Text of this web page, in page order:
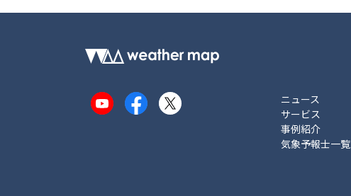
YouTubeFacebook
X
ニュース
サービス
事例紹介
気象予報士一覧